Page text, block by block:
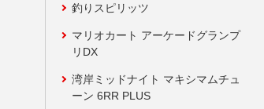
釣りスピリッツ
マリオカート アーケードグランプ
リDX
湾岸ミッドナイト マキシマムチュ
ーン 6RR PLUS